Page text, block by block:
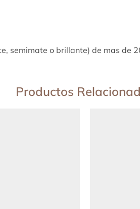
semimate o brillante) de mas de
Productos